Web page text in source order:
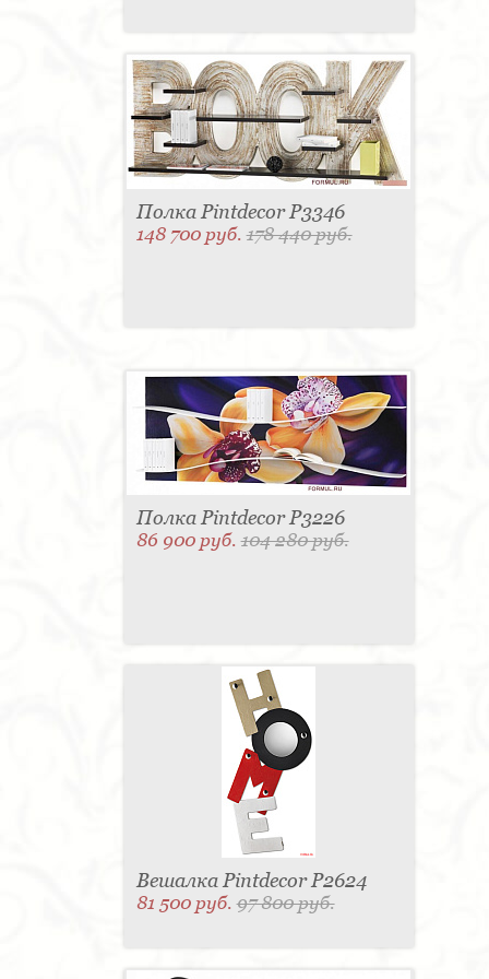
Полка Pintdecor P3346
148 700 руб.178 440 руб.
Полка Pintdecor P3226
86 900 руб.104 280 руб.
Вешалка Pintdecor P2624
81 500 руб.97 800 руб.